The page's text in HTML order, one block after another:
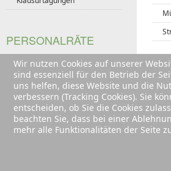
PERSONALRÄTE
Seminare für Personalräte
Montag bis
Wir nutzen Cookies auf unserer
sind essenziell für den Betrieb der
uns helfen, diese Website und die
verbessern (Tracking Cookies). Sie
entscheiden, ob Sie die Cookies
beachten Sie, dass bei einer
mehr alle Funktionalitäten der Seite